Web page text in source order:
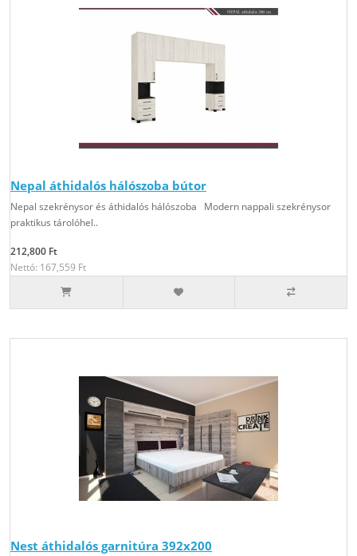
Nepal áthidalós hálószoba bútor
Nepal szekrénysor és áthidalós hálószoba Modern nappali szekrénysor
praktikus tárolóhel..
212,800 Ft
Nettó: 167,559 Ft
Nest áthidalós garnitúra 392x200